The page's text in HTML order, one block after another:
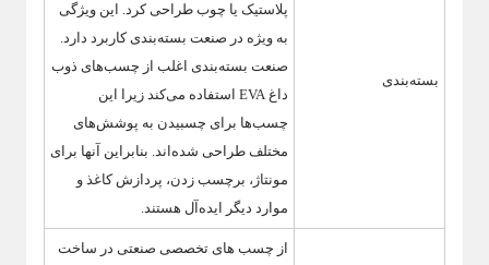
بسته‌بندی
پلاستیک یا چوب طراحی کرد. این ویژگی
به ویژه در صنعت بسته‌بندی کاربرد دارد.
صنعت بسته‌بندی اغلب از چسب‌های ذوب
داغ EVA استفاده می‌کند زیرا این
چسب‌ها برای چسبیدن به پوشش‌های
مختلف طراحی شده‌اند. بنابراین آنها برای
مونتاژ، برچسب زدن، پردازش کاغذ و
موارد دیگر ایده‌آل هستند.
از چسب های تخصصی صنعتی در ساخت